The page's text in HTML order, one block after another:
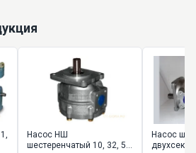
Насос НШ
шестеренчатый 10, 32, 50,
Насос